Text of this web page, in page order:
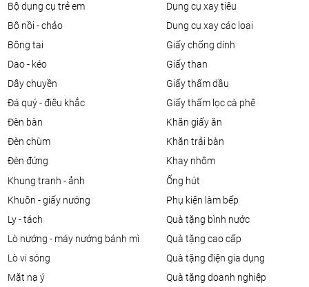
bộ dụng cụ trẻ em
bộ nồi - chảo
bông tai
dao - kéo
dây chuyền
đá quý - điêu khắc
đèn bàn
đèn chùm
đèn đứng
dụng cụ xay tiêu
dụng cụ xay các loại
giấy chống dính
giấy than
giấy thấm dầu
giấy thấm lọc cà phê
khăn giấy ăn
khăn trải bàn
khay nhôm
khung tranh - ảnh
khuôn - giấy nướng
ly - tách
lò nướng - máy nướng bánh mì
lò vi sóng
mặt nạ ý
ống hút
phụ kiện làm bếp
quà tặng bình nước
quà tặng cao cấp
quà tặng điện gia dụng
quà tặng doanh nghiệp